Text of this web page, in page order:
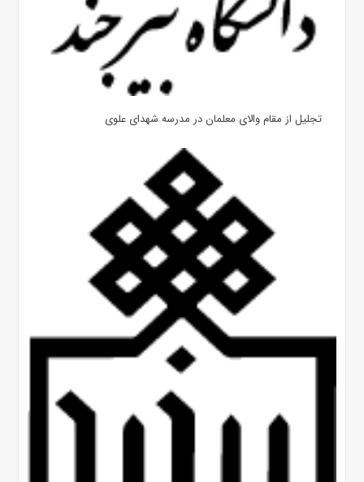
تجلیل از مقام والای معلمان در مدرسه شهدای علوی